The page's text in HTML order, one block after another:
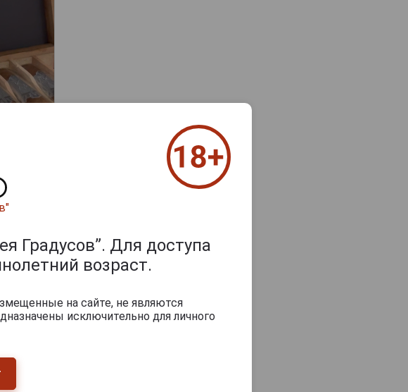
Градусов”. Для доступа
возраст.
на сайте, не являются
исключительно для личного